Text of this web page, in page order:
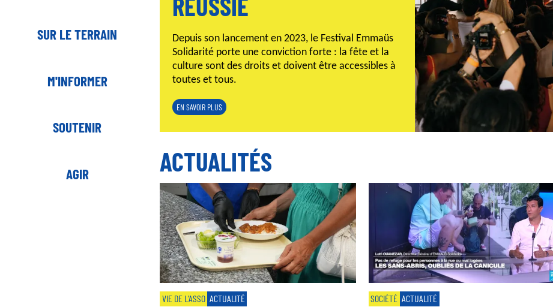
SUR LE TERRAIN
M'INFORMER
SOUTENIR
AGIR
Depuis son lancement en 2023, le Festival Emmaüs
Solidarité porte une conviction forte : la fête et la
culture sont des droits et doivent être accessibles à
toutes et tous.
EN SAVOIR PLUS
ACTUALITÉS
VIE DE L'ASSO ACTUALITÉ SOCIÉTÉ ACTUALITÉ